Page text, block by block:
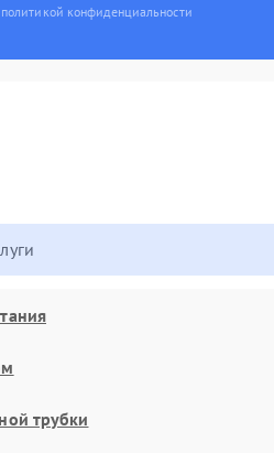
конфиденциальности
трубки